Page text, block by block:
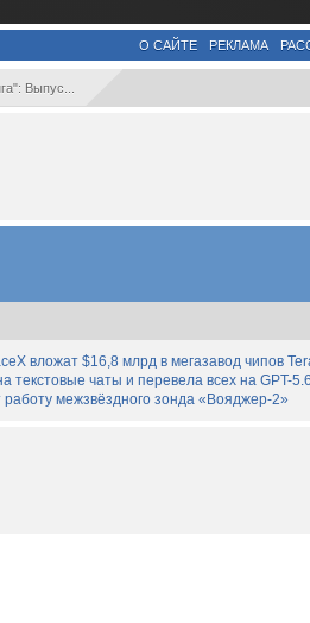
О САЙТЕ РЕКЛАМА
Выпус...
вложат $16,8 млрд в мегазавод чипов
текстовые чаты и перевела всех на GPT-5.6
межзвёздного зонда «Вояджер-2»